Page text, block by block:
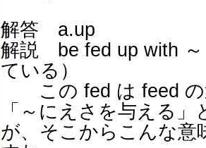
解答 a.up
解説 be fed up with
ている）
この fed は feed の
「～にえさを与える
が、そこからこんな意